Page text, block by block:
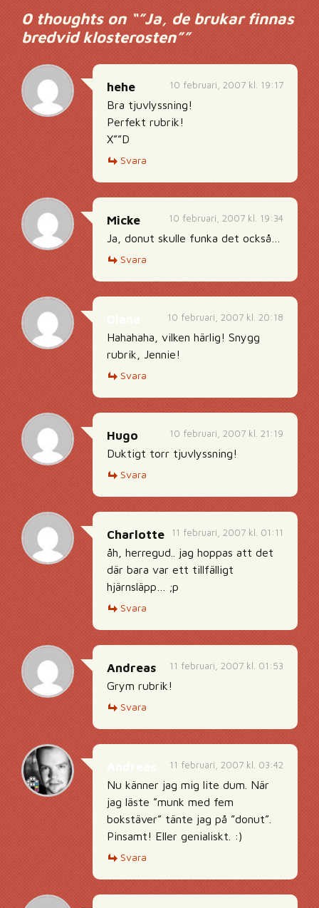
0 thoughts on “”Ja, de brukar finnas
bredvid klosterosten””
10 februari, 2007 kl. 19:17
hehe
Bra tjuvlyssning!
Perfekt rubrik!
X””D
Svara
10 februari, 2007 kl. 19:34
Micke
Ja, donut skulle funka det också…
Svara
10 februari, 2007 kl. 20:18
Hahahaha, vilken härlig! Snygg
rubrik, Jennie!
Svara
10 februari, 2007 kl. 21:19
Hugo
Duktigt torr tjuvlyssning!
Svara
11 februari, 2007 kl. 01:11
Charlotte
åh, herregud.. jag hoppas att det
där bara var ett tillfälligt
hjärnsläpp… ;p
Svara
11 februari, 2007 kl. 01:53
Andreas
Grym rubrik!
Svara
11 februari, 2007 kl. 03:42
Nu känner jag mig lite dum. När
jag läste ”munk med fem
bokstäver” tänte jag på ”donut”.
Pinsamt! Eller genialiskt. :)
Svara